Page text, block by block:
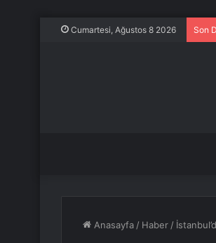
Cumartesi, Ağustos 8 2026 Son
Anasayfa / Haber /